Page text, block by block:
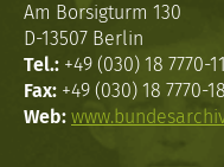
Am Borsigturm 130
D-13507 Berlin
Tel.: +49 (030) 18 7770-
Fax: +49 (030) 18 7770-
Web: